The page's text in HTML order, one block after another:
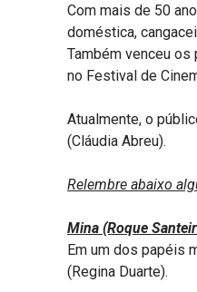
Com mais de 50
doméstica,
Também venceu os
no Festival de
Atualmente, o
(Cláudia Abreu).
Relembre abaixo
Mina (Roque
Em um dos papéis
(Regina Duarte).